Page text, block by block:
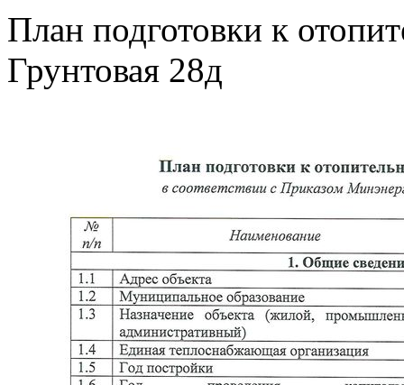
План подготовки к
Грунтовая 28д